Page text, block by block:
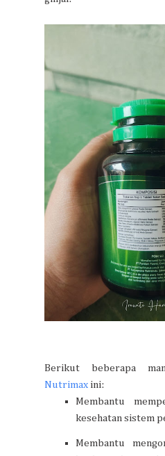
Berikut beberapa
Nutrimax ini:
Membantu
kesehatan sistem
Membantu